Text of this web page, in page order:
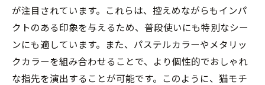
が注目されています。これらは、控えめながらもインパ
クトのある印象を与えるため、普段使いにも特別なシー
ンにも適しています。また、パステルカラーやメタリッ
クカラーを組み合わせることで、より個性的でおしゃれ
な指先を演出することが可能です。このように、猫モチ